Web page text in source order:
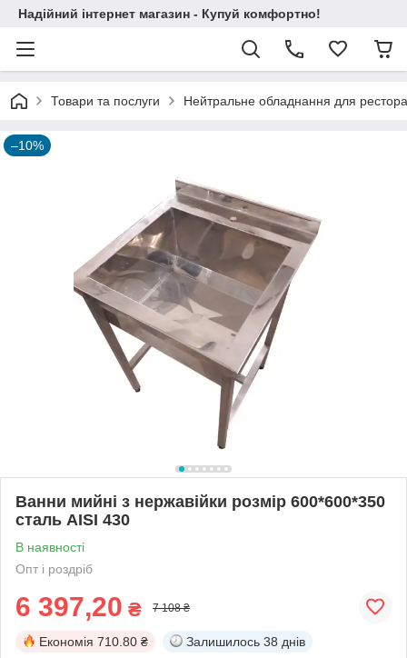
Надійний інтернет магазин - Купуй комфортно!
Товари та послуги Нейтральне обладнання для
–10%
Ванни мийні з нержавійки розмір 600*600*350
сталь AISI 430
В наявності
Опт і роздріб
6 397,20 ₴ 7 108 ₴
Економія 710.80 ₴ Залишилось 38 днів